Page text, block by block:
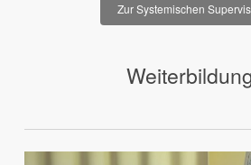
Zur Systemischen